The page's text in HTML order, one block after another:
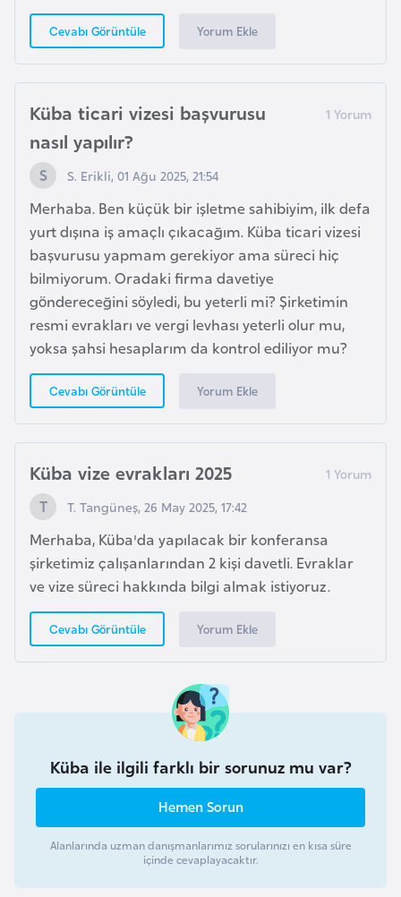
Cevabı Görüntüle Yorum Ekle
Küba ticari vizesi başvurusu
nasıl yapılır?
S. Erikli, 01 Ağu 2025, 21:54
Merhaba. Ben küçük bir işletme sahibiyim, ilk defa
yurt dışına iş amaçlı çıkacağım. Küba ticari vizesi
başvurusu yapmam gerekiyor ama süreci hiç
bilmiyorum. Oradaki firma davetiye
göndereceğini söyledi, bu yeterli mi? Şirketimin
resmi evrakları ve vergi levhası yeterli olur mu,
yoksa şahsi hesaplarım da kontrol ediliyor mu?
Cevabı Görüntüle Yorum Ekle
Küba vize evrakları 2025
T. Tangüneş, 26 May 2025, 17:42
Merhaba, Küba'da yapılacak bir konferansa
şirketimiz çalışanlarından 2 kişi davetli. Evraklar
ve vize süreci hakkında bilgi almak istiyoruz.
Cevabı Görüntüle Yorum Ekle
Küba ile ilgili farklı bir sorunuz mu var?
Hemen Sorun
Alanlarında uzman danışmanlarımız sorularınızı en kısa süre
içinde cevaplayacaktır.
a
i
m
a
k
a
D
e
m
o
k
r
i
k
o
n
g
o
B
l